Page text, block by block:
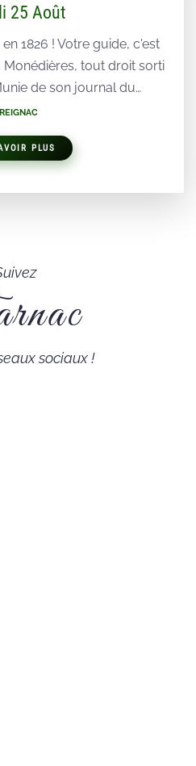
25 Août
1826 ! Votre guide, c'est
tout droit sorti
de son journal du…
PLUS
sociaux !